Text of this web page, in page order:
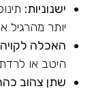
ישנוניות:
יותר מהרגיל
האכלה
היטב או
שתן צהוב